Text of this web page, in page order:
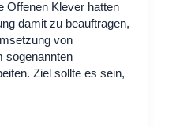
Offenen Klever hatten
damit zu beauftragen,
von
sogenannten
Ziel sollte es sein,